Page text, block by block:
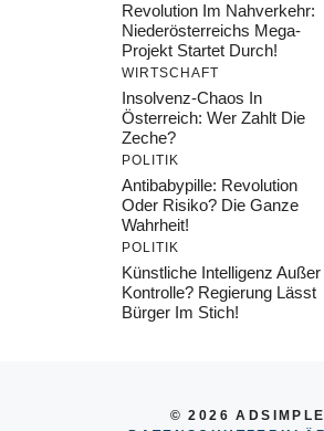
Revolution Im Nahverkehr:
Niederösterreichs Mega-
Projekt Startet Durch!
WIRTSCHAFT
Insolvenz-Chaos In
Österreich: Wer Zahlt Die
Zeche?
POLITIK
Antibabypille: Revolution
Oder Risiko? Die Ganze
Wahrheit!
POLITIK
Künstliche Intelligenz Außer
Kontrolle? Regierung Lässt
Bürger Im Stich!
© 2026 ADSIMPLE